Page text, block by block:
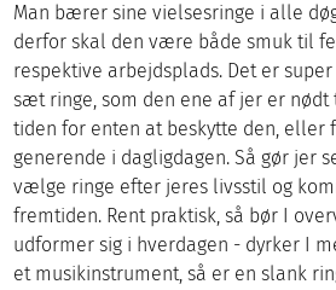
Man bærer sine vielsesringe i alle
derfor skal den være både smuk til
respektive arbejdsplads. Det er
sæt ringe, som den ene af jer er
tiden for enten at beskytte den, eller
generende i dagligdagen. Så gør jer
vælge ringe efter jeres livsstil og
fremtiden. Rent praktisk, så bør I
udformer sig i hverdagen - dyrker I
et musikinstrument, så er en slank